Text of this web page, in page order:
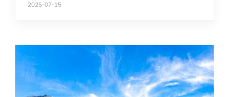
2025-07-15